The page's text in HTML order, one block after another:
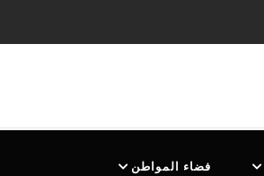
فضاء المواطن